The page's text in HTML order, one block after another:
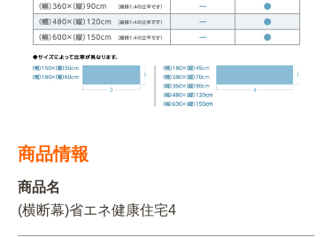
車・バイク関連 その他
OTHER ITEMS
ORIGINAL ORDER
お支払方法
オリジナルオーダー制作事例
商品情報
商品名
(横断幕)省エネ健康住宅4